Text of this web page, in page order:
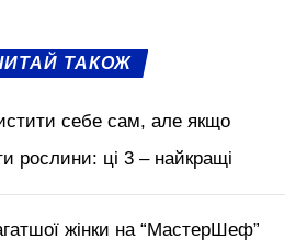
ТАКОЖ
себе сам, але якщо
рослини: ці 3 – найкращі
жінки на “МастерШеф”